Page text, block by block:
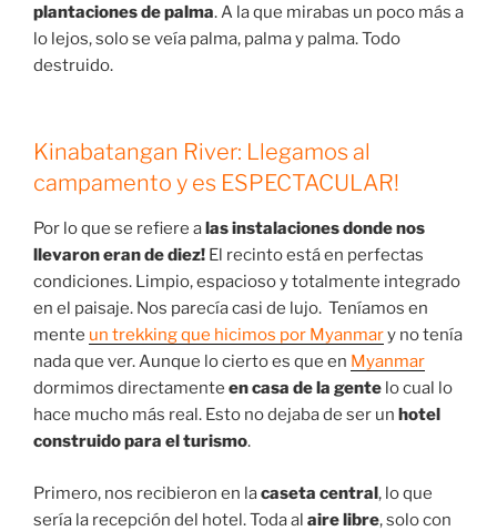
plantaciones de palma. A la que mirabas un poco más a
lo lejos, solo se veía palma, palma y palma. Todo
destruido.
Kinabatangan River: Llegamos al
campamento y es ESPECTACULAR!
Por lo que se refiere a las instalaciones donde nos
llevaron eran de diez! El recinto está en perfectas
condiciones. Limpio, espacioso y totalmente integrado
en el paisaje. Nos parecía casi de lujo. Teníamos en
mente un trekking que hicimos por Myanmary no tenía
nada que ver. Aunque lo cierto es que en Myanmar
dormimos directamente en casa de la gente lo cual lo
hace mucho más real. Esto no dejaba de ser un hotel
construido para el turismo.
Primero, nos recibieron en lacaseta central, lo que
sería la recepción del hotel. Toda al aire libre, solo con